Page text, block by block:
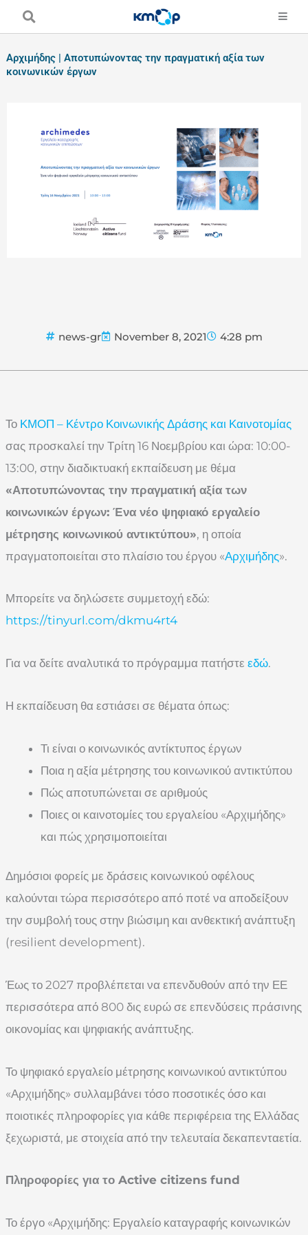
Αρχιμήδης | Αποτυπώνοντας την πραγματική αξία των
κοινωνικών έργων
news-gr November 8, 2021 4:28 pm
Το ΚΜΟΠ – Κέντρο Κοινωνικής Δράσης και Καινοτομίας
σας προσκαλεί την Τρίτη 16 Νοεμβρίου και ώρα: 10:00-
13:00, στην διαδικτυακή εκπαίδευση με θέμα
«Αποτυπώνοντας την πραγματική αξία των
κοινωνικών έργων: Ένα νέο ψηφιακό εργαλείο
μέτρησης κοινωνικού αντικτύπου», η οποία
πραγματοποιείται στο πλαίσιο του έργου «Αρχιμήδης».
Μπορείτε να δηλώσετε συμμετοχή εδώ:
https://tinyurl.com/dkmu4rt4
Για να δείτε αναλυτικά το πρόγραμμα πατήστε εδώ.
Η εκπαίδευση θα εστιάσει σε θέματα όπως:
Τι είναι ο κοινωνικός αντίκτυπος έργων
Ποια η αξία μέτρησης του κοινωνικού αντικτύπου
Πώς αποτυπώνεται σε αριθμούς
Ποιες οι καινοτομίες του εργαλείου «Αρχιμήδης»
και πώς χρησιμοποιείται
Δημόσιοι φορείς με δράσεις κοινωνικού οφέλους
καλούνται τώρα περισσότερο από ποτέ να αποδείξουν
την συμβολή τους στην βιώσιμη και ανθεκτική ανάπτυξη
(resilient development).
Έως το 2027 προβλέπεται να επενδυθούν από την ΕΕ
περισσότερα από 800 δις ευρώ σε επενδύσεις πράσινης
οικονομίας και ψηφιακής ανάπτυξης.
Το ψηφιακό εργαλείο μέτρησης κοινωνικού αντικτύπου
«Αρχιμήδης» συλλαμβάνει τόσο ποσοτικές όσο και
ποιοτικές πληροφορίες για κάθε περιφέρεια της Ελλάδας
ξεχωριστά, με στοιχεία από την τελευταία δεκαπενταετία.
Πληροφορίες για το Active citizens fund
Το έργο «Αρχιμήδης: Εργαλείο καταγραφής κοινωνικών